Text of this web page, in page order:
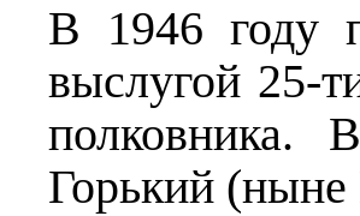
В 1946 году
выслугой 25-
полковника.
Горький